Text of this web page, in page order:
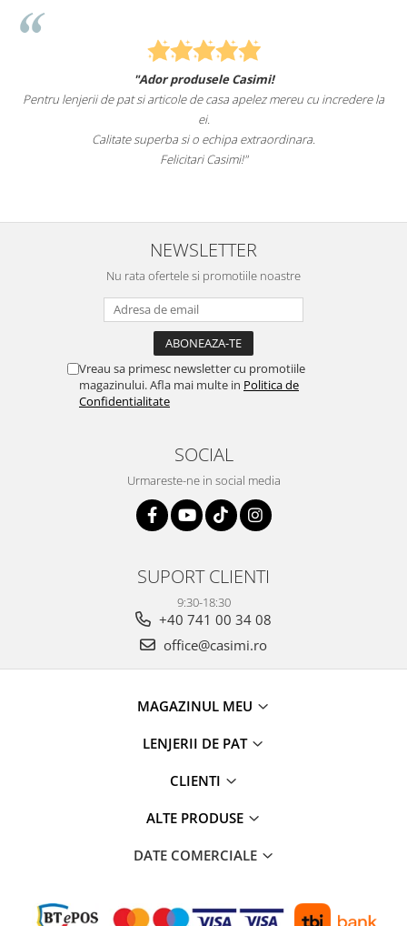
"Ador produsele Casimi!
Pentru lenjerii de pat si articole de casa apelez mereu cu incredere la
ei.
Calitate superba si o echipa extraordinara.
Felicitari Casimi!"
NEWSLETTER
Nu rata ofertele si promotiile noastre
Vreau sa primesc newsletter cu promotiile
magazinului. Afla mai multe in Politica de
Confidentialitate
SOCIAL
Urmareste-ne in social media
SUPORT CLIENTI
9:30-18:30
+40 741 00 34 08
office@casimi.ro
MAGAZINUL MEU
LENJERII DE PAT
CLIENTI
ALTE PRODUSE
DATE COMERCIALE